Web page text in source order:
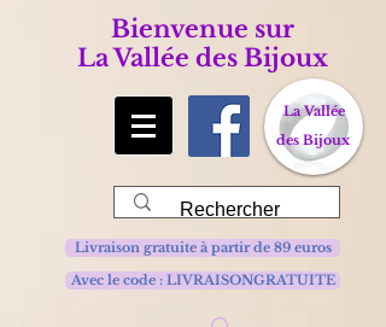
Bienvenue sur
La Vallée des Bijoux
La Vallée
des Bijoux
Avec le code : LIVRAISONGRATUITE
Livraison gratuite à partir de 89 euros